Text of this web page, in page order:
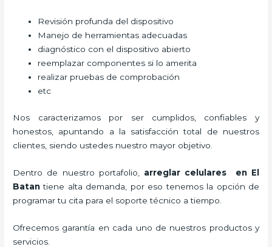
Revisión profunda del dispositivo
Manejo de herramientas adecuadas
diagnóstico con el dispositivo abierto
reemplazar componentes si lo amerita
realizar pruebas de comprobación
etc
Nos caracterizamos por ser cumplidos, confiables y
honestos, apuntando a la satisfacción total de nuestros
clientes, siendo ustedes nuestro mayor objetivo.
Dentro de nuestro portafolio, arreglar celulares en El
Batan tiene alta demanda, por eso tenemos la opción de
programar tu cita para el soporte técnico a tiempo.
Ofrecemos garantía en cada uno de nuestros productos y
servicios.